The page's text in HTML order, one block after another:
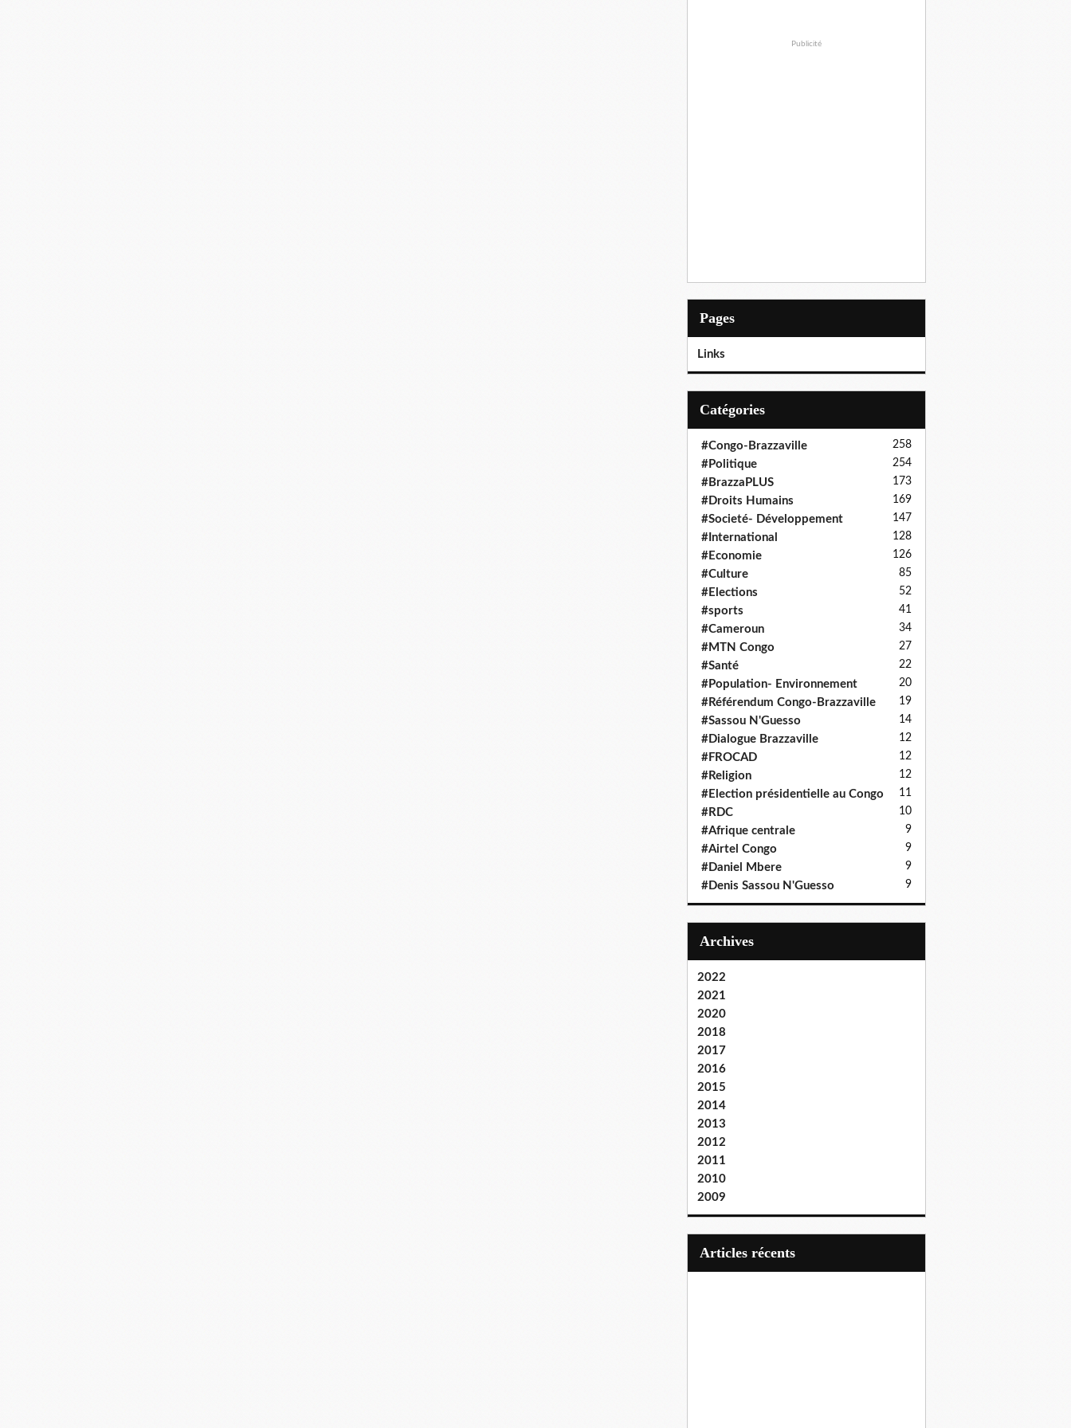
Publicité
Pages
Links
Catégories
#Congo-Brazzaville 258
#Politique 254
#BrazzaPLUS 173
#Droits Humains 169
#Societé- Développement 147
#International 128
#Economie 126
#Culture 85
#Elections 52
#sports 41
#Cameroun 34
#MTN Congo 27
#Santé 22
#Population- Environnement 20
#Référendum Congo-Brazzaville 19
#Sassou N'Guesso 14
#Dialogue Brazzaville 12
#FROCAD 12
#Religion 12
#Election présidentielle au Congo 11
#RDC 10
#Afrique centrale 9
#Airtel Congo 9
#Daniel Mbere 9
#Denis Sassou N'Guesso 9
Archives
2022
2021
2020
2018
2017
2016
2015
2014
2013
2012
2011
2010
2009
articles récents